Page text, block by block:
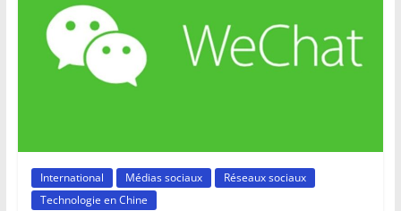
International Médias sociaux
Réseaux sociaux
Technologie en Chine